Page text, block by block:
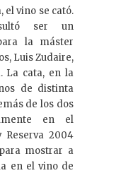
el vino se cató.
ser un
la máster
Luis Zudaire,
La cata, en la
de distinta
de los dos
en el
Reserva 2004
mostrar a
en el vino de